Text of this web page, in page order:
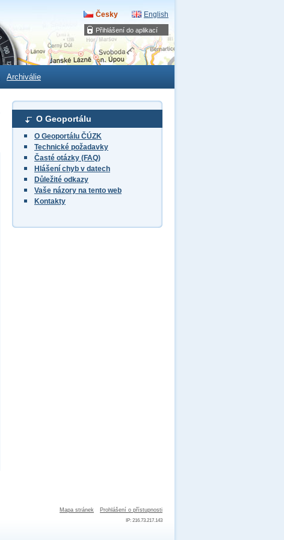
Přihlášení do aplikací
Česky English
Archiválie
O Geoportálu
O Geoportálu ČÚZK
Technické požadavky
Časté otázky (FAQ)
Hlášení chyb v datech
Důležité odkazy
Vaše názory na tento web
Kontakty
Mapa stránek Prohlášení o přístupnosti
IP: 216.73.217.143